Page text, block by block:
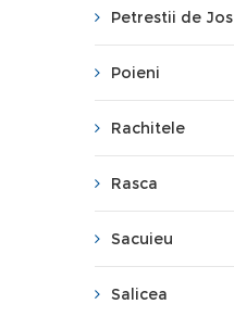
Petrestii de Jos
Poieni
Rachitele
Rasca
Sacuieu
Salicea